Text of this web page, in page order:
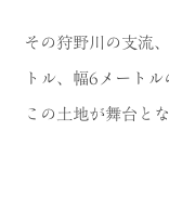
その狩野川の支流
トル、幅6メート
この土地が舞台とな